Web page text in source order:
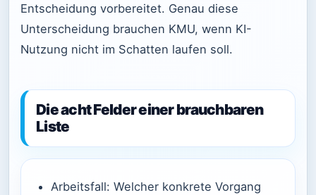
Entscheidung vorbereitet. Genau diese
Unterscheidung brauchen KMU, wenn KI-
Nutzung nicht im Schatten laufen soll.
Die acht Felder einer brauchbaren
Liste
Arbeitsfall: Welcher konkrete Vorgang